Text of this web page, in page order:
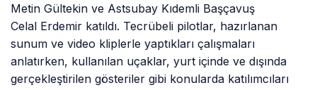
Metin Gültekin ve Astsubay Kıdemli Başçavuş
Celal Erdemir katıldı. Tecrübeli pilotlar, hazırlanan
sunum ve video kliplerle yaptıkları çalışmaları
anlatırken, kullanılan uçaklar, yurt içinde ve dışında
gerçekleştirilen gösteriler gibi konularda katılımcıları